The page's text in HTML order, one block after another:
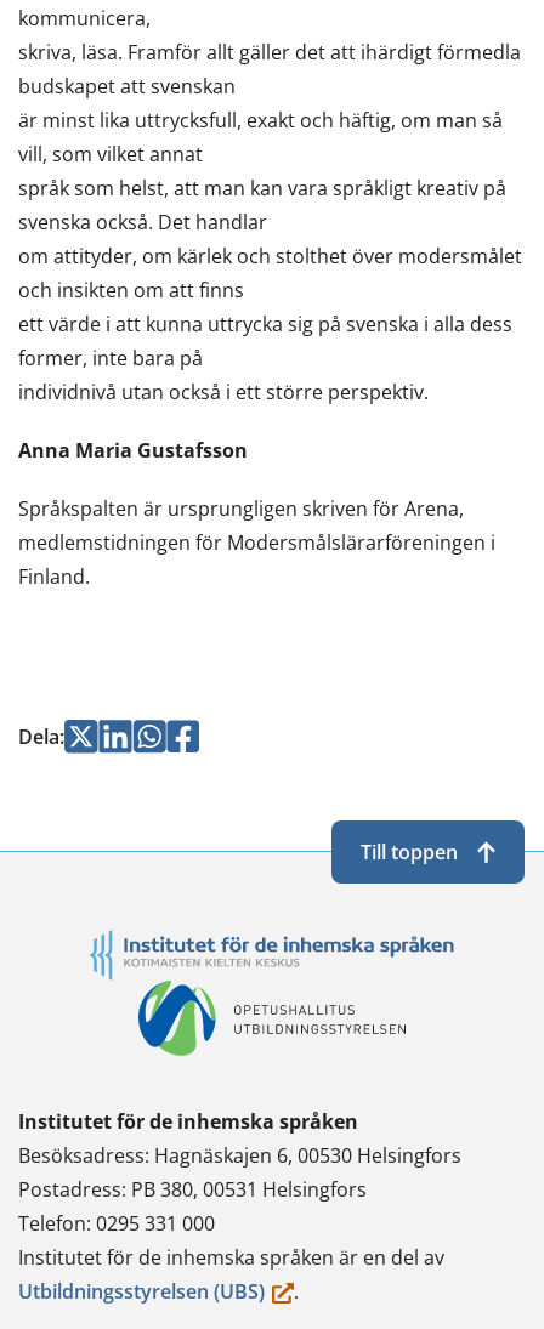
kommunicera,
skriva, läsa. Framför allt gäller det att ihärdigt förmedla
budskapet att svenskan
är minst lika uttrycksfull, exakt och häftig, om man så
vill, som vilket annat
språk som helst, att man kan vara språkligt kreativ på
svenska också. Det handlar
om attityder, om kärlek och stolthet över modersmålet
och insikten om att finns
ett värde i att kunna uttrycka sig på svenska i alla dess
former, inte bara på
individnivå utan också i ett större perspektiv.
Anna Maria Gustafsson
Språkspalten är ursprungligen skriven för Arena,
medlemstidningen för Modersmålslärarföreningen i
Finland.
Dela:Jaa Jaa Jaa
Jaa
Institutet för de inhemska språken
Besöksadress: Hagnäskajen 6, 00530 Helsingfors
Postadress: PB 380, 00531 Helsingfors
Telefon: 0295 331 000
Institutet för de inhemska språken är en del av
Utbildningsstyrelsen (UBS)(du.
Till toppen